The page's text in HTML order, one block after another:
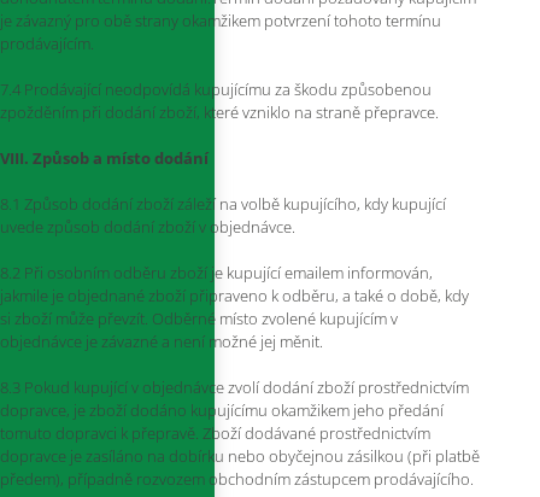
je závazný pro obě strany okamžikem potvrzení tohoto termínu
prodávajícím.
7.4 Prodávající neodpovídá kupujícímu za škodu způsobenou
zpožděním při dodání zboží, které vzniklo na straně přepravce.
VIII. Způsob a místo dodání
8.1 Způsob dodání zboží záleží na volbě kupujícího, kdy kupující
uvede způsob dodání zboží v objednávce.
8.2 Při osobním odběru zboží je kupující emailem informován,
jakmile je objednané zboží připraveno k odběru, a také o době, kdy
si zboží může převzít. Odběrné místo zvolené kupujícím v
objednávce je závazné a není možné jej měnit.
8.3 Pokud kupující v objednávce zvolí dodání zboží prostřednictvím
dopravce, je zboží dodáno kupujícímu okamžikem jeho předání
tomuto dopravci k přepravě. Zboží dodávané prostřednictvím
dopravce je zasíláno na dobírku nebo obyčejnou zásilkou (při platbě
předem), případně rozvozem obchodním zástupcem prodávajícího.